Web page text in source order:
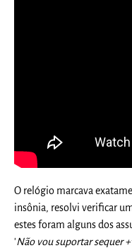
O relógio marcava
insônia, resolvi verificar
estes foram alguns dos
'Não vou suportar sequer